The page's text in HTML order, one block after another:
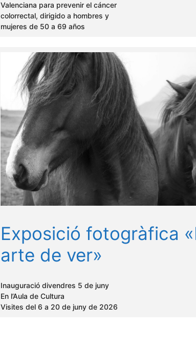
Valenciana para prevenir el cáncer
colorrectal, dirigido a hombres y
mujeres de 50 a 69 años
Exposició fotogràfica
arte de ver»
Inauguració divendres 5 de juny
En l’Aula de Cultura
Visites del 6 a 20 de juny de 2026